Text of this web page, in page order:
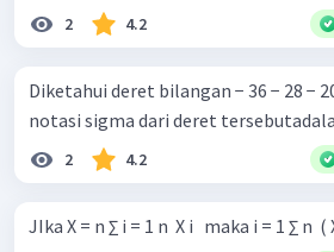
2 4.2
Diketahui deret bilangan − 36 − 28 −
notasi sigma dari deret
2 4.2
JIka X = n ∑ i = 1 n ​ X i ​ ​ maka i = 1 ∑ n ​ (